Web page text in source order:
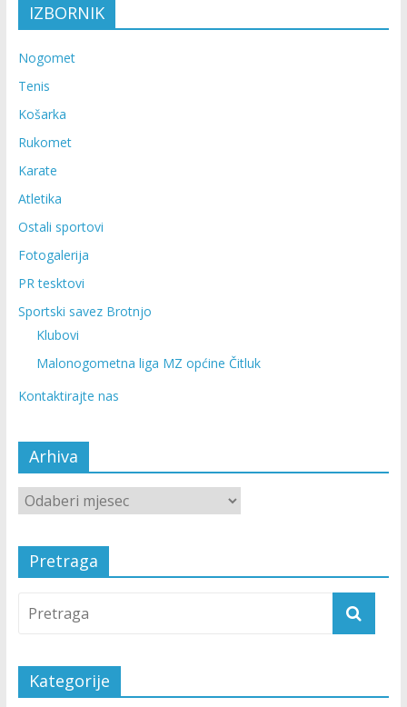
IZBORNIK
Nogomet
Tenis
Košarka
Rukomet
Karate
Atletika
Ostali sportovi
Fotogalerija
PR tesktovi
Sportski savez Brotnjo
Klubovi
Malonogometna liga MZ općine Čitluk
Kontaktirajte nas
Arhiva
Pretraga
Kategorije